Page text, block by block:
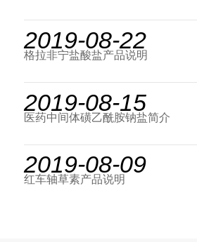
2019-08-22
格拉非宁盐酸盐产品说明
2019-08-15
医药中间体磺乙酰胺钠盐简介
2019-08-09
红车轴草素产品说明